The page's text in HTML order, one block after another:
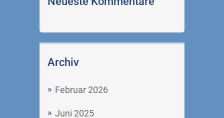
Archiv
Februar 2026
Juni 2025